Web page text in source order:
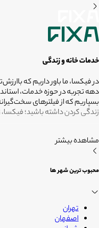
خدمات خانه و زندگی
در فیکسا، ما باور داریم که
دهه تجربه در حوزه خدمات،
بسپاریم که از فیلترهای
زندگی کردن داشته باشید؛ فیکسا،
مشاهده بیشتر
محبوب ترین شهر ها
تهران
اصفهان